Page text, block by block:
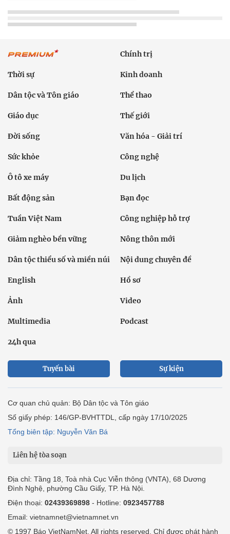
Chính trị
Thời sự Kinh doanh
Dân tộc và Tôn giáo Thể thao
Giáo dục Thế giới
Đời sống Văn hóa - Giải trí
Sức khỏe Công nghệ
Ô tô xe máy Du lịch
Bất động sản Bạn đọc
Tuần Việt Nam Công nghiệp hỗ trợ
Giảm nghèo bền vững Nông thôn mới
Dân tộc thiểu số và miền núi Nội dung chuyên đề
English Hồ sơ
Ảnh Video
Multimedia Podcast
24h qua
Tuyến bài Sự kiện
Cơ quan chủ quản: Bộ Dân tộc và Tôn giáo
Số giấy phép: 146/GP-BVHTTDL, cấp ngày 17/10/2025
Tổng biên tập: Nguyễn Văn Bá
Liên hệ tòa soạn
Địa chỉ: Tầng 18, Toà nhà Cục Viễn thông (VNTA), 68 Dương
Đình Nghệ, phường Cầu Giấy, TP. Hà Nội.
Điện thoại: 02439369898 - Hotline: 0923457788
Email: vietnamnet@vietnamnet.vn
© 1997 Báo VietNamNet. All rights reserved. Chỉ được phát hành